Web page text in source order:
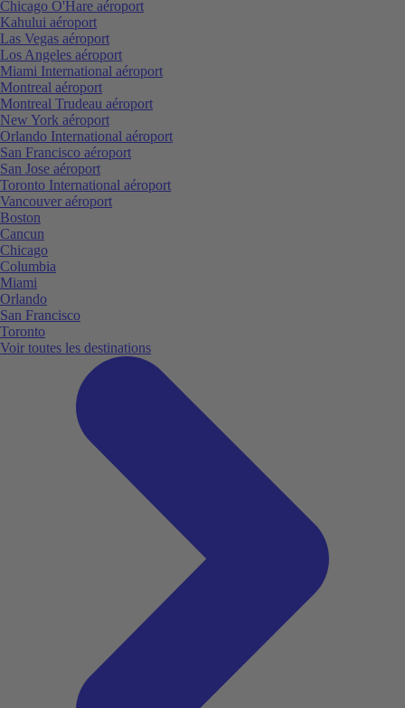
Chicago O'Hare aéroport
Kahului aéroport
Las Vegas aéroport
Los Angeles aéroport
Miami International aéroport
Montreal aéroport
Montreal Trudeau aéroport
New York aéroport
Orlando International aéroport
San Francisco aéroport
San Jose aéroport
Toronto International aéroport
Vancouver aéroport
Boston
Cancun
Chicago
Columbia
Miami
Orlando
San Francisco
Toronto
Voir toutes les destinations